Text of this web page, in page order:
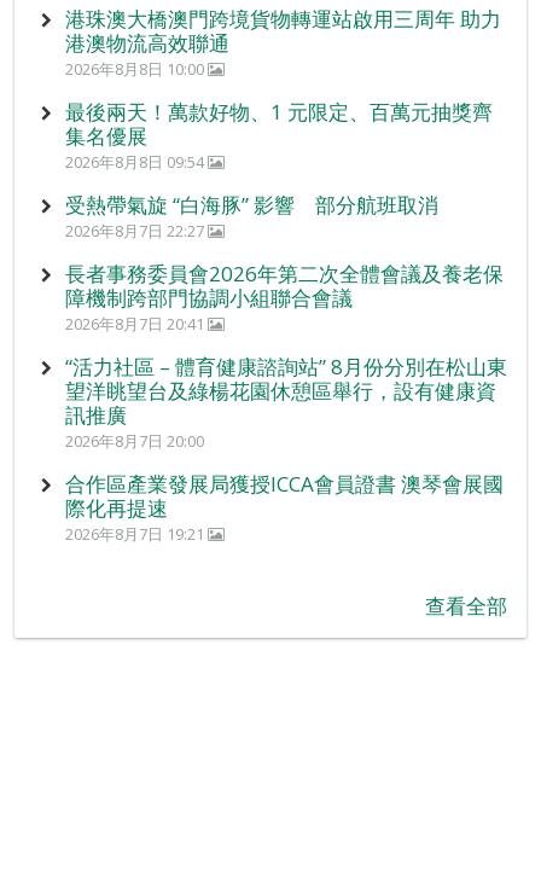
港珠澳大橋澳門跨境貨物轉運站啟用三周年 助力
港澳物流高效聯通
2026年8月8日 10:00
最後兩天！萬款好物、1 元限定、百萬元抽獎齊
集名優展
2026年8月8日 09:54
受熱帶氣旋 “白海豚” 影響 部分航班取消
2026年8月7日 22:27
長者事務委員會2026年第二次全體會議及養老保
障機制跨部門協調小組聯合會議
2026年8月7日 20:41
“活力社區 – 體育健康諮詢站” 8月份分別在松山東
望洋眺望台及綠楊花園休憩區舉行，設有健康資
訊推廣
2026年8月7日 20:00
合作區產業發展局獲授ICCA會員證書 澳琴會展國
際化再提速
2026年8月7日 19:21
查看全部